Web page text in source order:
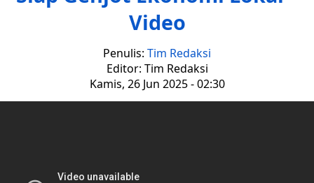
Video
Penulis: Tim Redaksi
Editor: Tim Redaksi
Kamis, 26 Jun 2025 - 02:30